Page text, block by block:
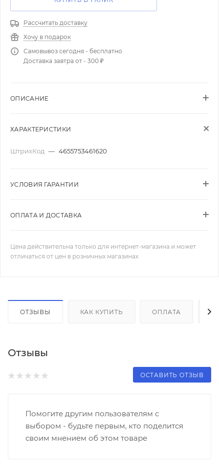
Рассчитать доставку
Хочу в подарок
Самовывоз сегодня - бесплатно
Доставка завтра от - 300 ₽
ОПИСАНИЕ
ХАРАКТЕРИСТИКИ
ШтрихКод — 4655753461620
УСЛОВИЯ ГАРАНТИИ
ОПЛАТА И ДОСТАВКА
Цена действительна только для интернет-магазина и может
отличаться от цен в розничных магазинах
ОТЗЫВЫ КАК КУПИТЬ ОПЛАТА
Отзывы
ОСТАВИТЬ ОТЗЫВ
Помогите другим пользователям с
выбором - будьте первым, кто поделится
своим мнением об этом товаре